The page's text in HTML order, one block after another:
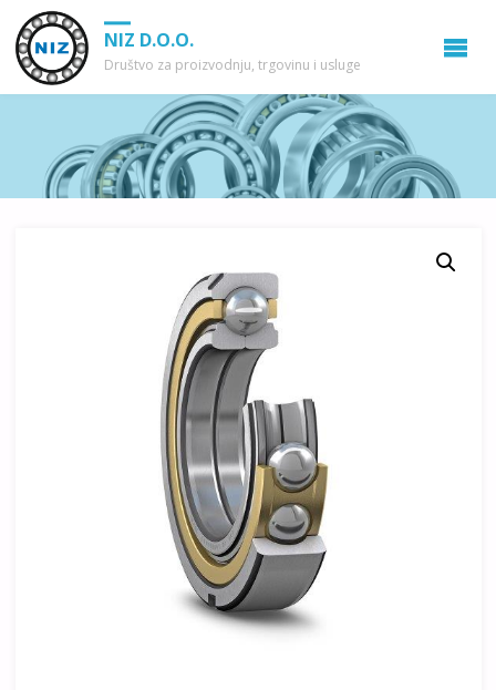
NIZ D.O.O.
Društvo za proizvodnju, trgovinu i usluge